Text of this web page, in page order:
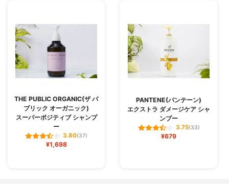
THE PUBLIC ORGANIC(ザ パ
ブリック オーガニック)
スーパーポジティブ シャンプ
ー
3.80(37)
¥1,698
PANTENE(パンテーン)
エクストラ ダメージケア シャ
ンプー
3.75(33)
¥679